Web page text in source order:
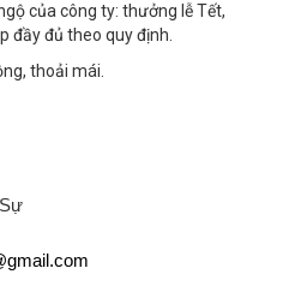
của công ty: thưởng lễ Tết,
đầy đủ theo quy định.
thoải mái.